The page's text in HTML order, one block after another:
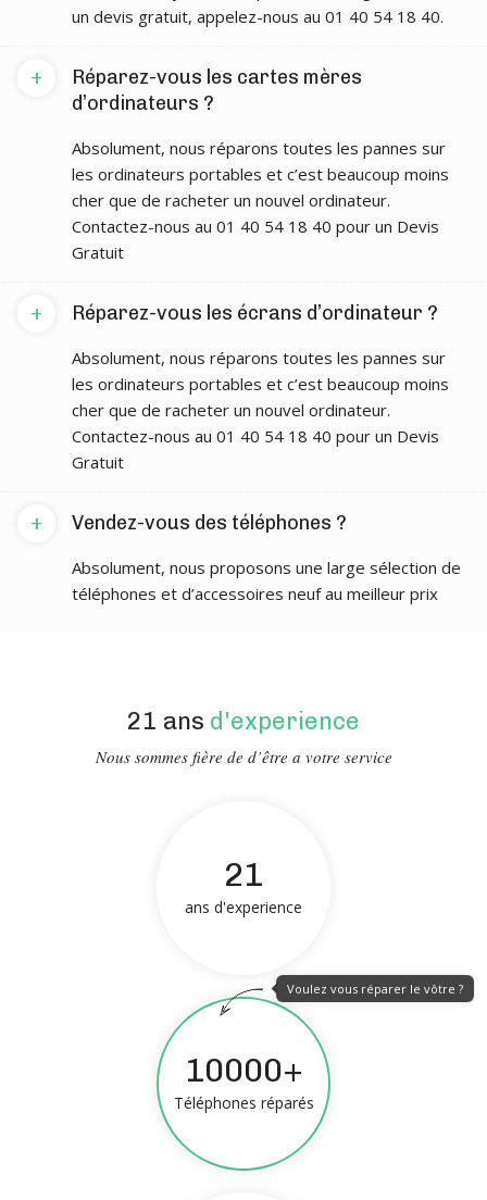
un devis gratuit, appelez-nous au 01 40 54 18 40.
Réparez-vous les cartes mères
d’ordinateurs ?
+
Absolument, nous réparons toutes les pannes sur
les ordinateurs portables et c’est beaucoup moins
cher que de racheter un nouvel ordinateur.
Contactez-nous au 01 40 54 18 40 pour un Devis
Gratuit
Réparez-vous les écrans d’ordinateur ?
+
Absolument, nous réparons toutes les pannes sur
les ordinateurs portables et c’est beaucoup moins
cher que de racheter un nouvel ordinateur.
Contactez-nous au 01 40 54 18 40 pour un Devis
Gratuit
Vendez-vous des téléphones ?
+
Absolument, nous proposons une large sélection de
téléphones et d’accessoires neuf au meilleur prix
21 ans d'experience
Nous sommes fière de d’être a votre service
21
ans d'experience
10000+
Téléphones réparés
Voulez vous réparer le vôtre ?